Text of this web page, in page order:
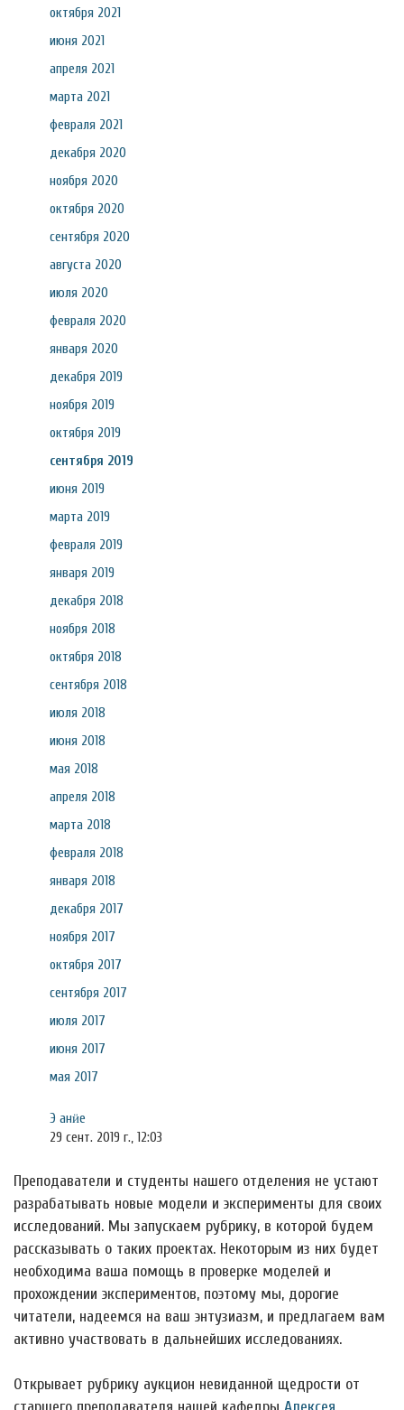
октября 2021
июня 2021
апреля 2021
марта 2021
февраля 2021
декабря 2020
ноября 2020
октября 2020
сентября 2020
августа 2020
июля 2020
февраля 2020
января 2020
декабря 2019
ноября 2019
октября 2019
сентября 2019
июня 2019
марта 2019
февраля 2019
января 2019
декабря 2018
ноября 2018
октября 2018
сентября 2018
июля 2018
июня 2018
мая 2018
апреля 2018
марта 2018
февраля 2018
января 2018
декабря 2017
ноября 2017
октября 2017
сентября 2017
июля 2017
июня 2017
мая 2017
Э анӥе
29 сент. 2019 г., 12:03
Преподаватели и студенты нашего отделения не устают
разрабатывать новые модели и эксперименты для своих
исследований. Мы запускаем рубрику, в которой будем
рассказывать о таких проектах. Некоторым из них будет
необходима ваша помощь в проверке моделей и
прохождении экспериментов, поэтому мы, дорогие
читатели, надеемся на ваш энтузиазм, и предлагаем вам
активно участвовать в дальнейших исследованиях.
Открывает рубрику аукцион невиданной щедрости от